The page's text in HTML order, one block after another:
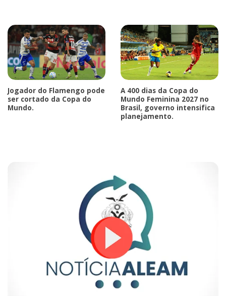
Jogador do Flamengo pode
ser cortado da Copa do
Mundo.
A 400 dias da Copa do
Mundo Feminina 2027 no
Brasil, governo intensifica
planejamento.